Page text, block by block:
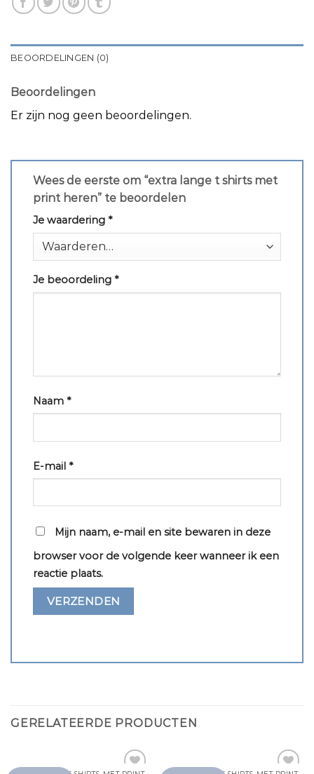
BEOORDELINGEN (0)
Beoordelingen
Er zijn nog geen beoordelingen.
Wees de eerste om “extra lange t shirts met
print heren” te beoordelen
Je waardering *
Je beoordeling *
Naam *
E-mail *
Mijn naam, e-mail en site bewaren in deze
browser voor de volgende keer wanneer ik een
reactie plaats.
GERELATEERDE PRODUCTEN